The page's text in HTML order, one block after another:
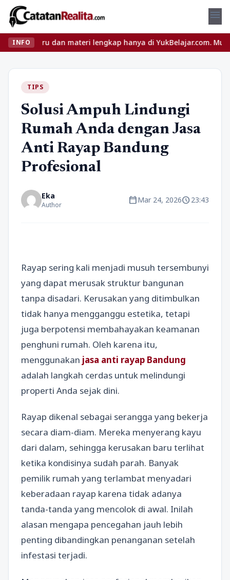
menu
INFOdan materi lengkap hanya di YukBelajar.com. Mulai
TIPS
Solusi Ampuh Lindungi
Rumah Anda dengan Jasa
Anti Rayap Bandung
Profesional
Eka
Author calendar_todayMar 24, 2026schedule23:43
Rayap sering kali menjadi musuh tersembunyi
yang dapat merusak struktur bangunan
tanpa disadari. Kerusakan yang ditimbulkan
tidak hanya mengganggu estetika, tetapi
juga berpotensi membahayakan keamanan
penghuni rumah. Oleh karena itu,
menggunakan jasa anti rayap Bandung
adalah langkah cerdas untuk melindungi
properti Anda sejak dini.
Rayap dikenal sebagai serangga yang bekerja
secara diam-diam. Mereka menyerang kayu
dari dalam, sehingga kerusakan baru terlihat
ketika kondisinya sudah parah. Banyak
pemilik rumah yang terlambat menyadari
keberadaan rayap karena tidak adanya
tanda-tanda yang mencolok di awal. Inilah
alasan mengapa pencegahan jauh lebih
penting dibandingkan penanganan setelah
infestasi terjadi.